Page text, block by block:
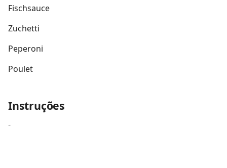
Fischsauce
Zuchetti
Peperoni
Poulet
Instruções
-